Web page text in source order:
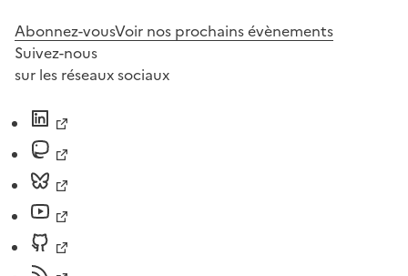
Abonnez-vousVoir nos prochains évènements
Suivez-nous
sur les réseaux sociaux